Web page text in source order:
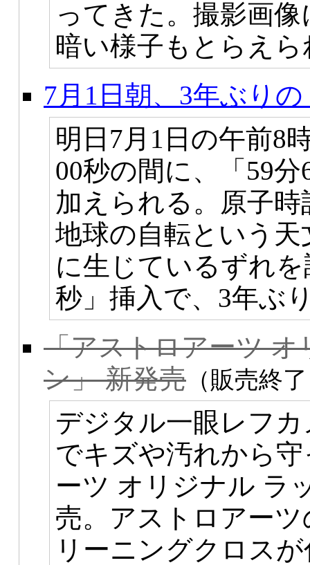
ってきた。撮影画
暗い様子もとらえ
7月1日朝、3年ぶり
明日7月1日の午前8
00秒の間に、「59
加えられる。原子
地球の自転という
に生じているずれ
秒」挿入で、3年ぶ
「アストロアーツ
ン」 新発売 （販売終
デジタル一眼レフ
でキズや汚れから
ーツ オリジナル ラ
売。アストロアー
リーニングクロス